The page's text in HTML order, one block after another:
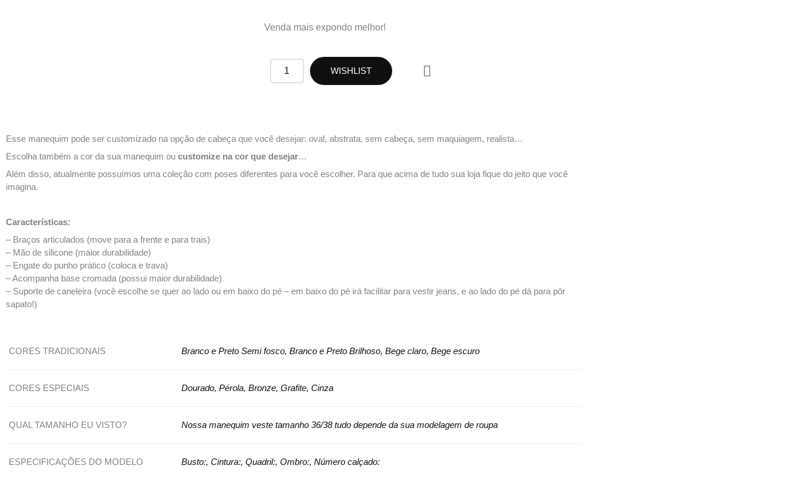
Venda mais expondo melhor!
FIT2
quantidade
WISHLIST
W
h
a
Esse manequim pode ser customizado na opção de cabeça que você desejar: oval, abstrata, sem cabeça, sem maquiagem, realista…
Escolha também a cor da sua manequim ou customize na cor que desejar…
Além disso, atualmente possuímos uma coleção com poses diferentes para você escolher. Para que acima de tudo sua loja fique do jeito que você
imagina.
Características:
– Braços articulados (move para a frente e para trais)
– Mão de silicone (maior durabilidade)
– Engate do punho prático (coloca e trava)
– Acompanha base cromada (possui maior durabilidade)
– Suporte de caneleira (você escolhe se quer ao lado ou em baixo do pé – em baixo do pé irá facilitar para vestir jeans, e ao lado do pé dá para pôr
sapato!)
CORES TRADICIONAIS Branco e Preto Semi fosco, Branco e Preto Brilhoso, Bege claro, Bege escuro
CORES ESPECIAIS Dourado, Pérola, Bronze, Grafite, Cinza
QUAL TAMANHO EU VISTO? Nossa manequim veste tamanho 36/38 tudo depende da sua modelagem de roupa
ESPECIFICAÇÕES DO MODELO Busto:, Cintura:, Quadril:, Ombro:, Número calçado: